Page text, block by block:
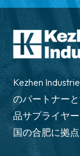
Kezhen
のパートナー
品サプライヤ
国の合肥に拠